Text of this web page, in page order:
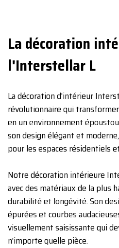
La décoration
l'Interstellar L
La décoration d'intérieur
révolutionnaire qui
en un environnement
son design élégant et
pour les espaces résidentiels
Notre décoration intérieure
avec des matériaux de la plus
durabilité et longévité. Son
épurées et courbes
visuellement saisissante qui
n'importe quelle pièce.